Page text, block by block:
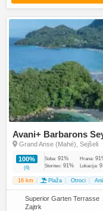
Avani+ Barbarons
Grand Anse (Mahé), Sejšeli
100%
(6)
Soba: 91% Hrana:
Storitev: 91% Lokacija:
16 km Plaža Otroci
Superior Garten Terrasse
Zajtrk